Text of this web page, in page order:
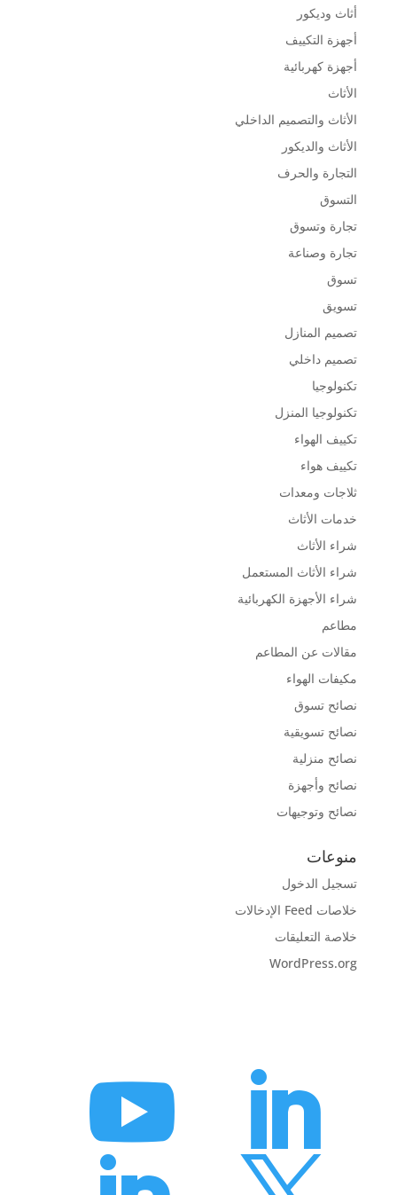
أثاث وديكور
أجهزة التكييف
أجهزة كهربائية
الأثاث
الأثاث والتصميم الداخلي
الأثاث والديكور
التجارة والحرف
التسوق
تجارة وتسوق
تجارة وصناعة
تسوق
تسويق
تصميم المنازل
تصميم داخلي
تكنولوجيا
تكنولوجيا المنزل
تكييف الهواء
تكييف هواء
ثلاجات ومعدات
خدمات الأثاث
شراء الأثاث
شراء الأثاث المستعمل
شراء الأجهزة الكهربائية
مطاعم
مقالات عن المطاعم
مكيفات الهواء
نصائح تسوق
نصائح تسويقية
نصائح منزلية
نصائح وأجهزة
نصائح وتوجيهات
منوعات
تسجيل الدخول
خلاصات Feed الإدخالات
خلاصة التعليقات
WordPress.org

